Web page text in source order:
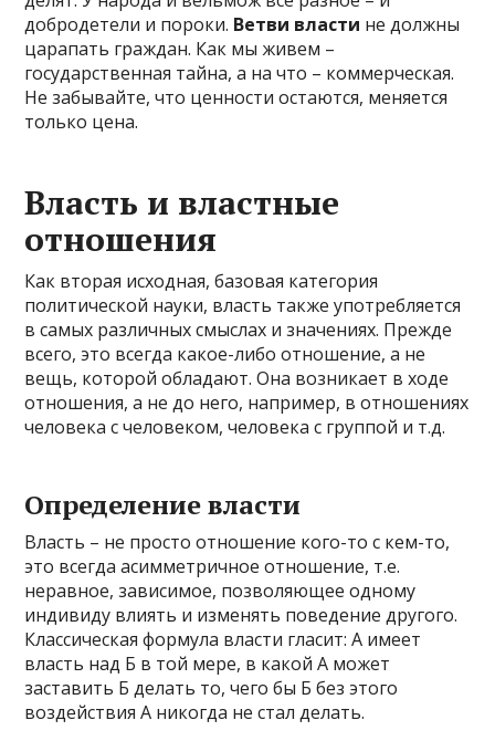
добродетели и пороки. Ветви власти не должны
царапать граждан. Как мы живем –
государственная тайна, а на что – коммерческая.
Не забывайте, что ценности остаются, меняется
только цена.
Власть и властные
отношения
Как вторая исходная, базовая категория
политической науки, власть также употребляется
в самых различных смыслах и значениях. Прежде
всего, это всегда какое-либо отношение, а не
вещь, которой обладают. Она возникает в ходе
отношения, а не до него, например, в отношениях
человека с человеком, человека с группой и т.д.
Определение власти
Власть – не просто отношение кого-то с кем-то,
это всегда асимметричное отношение, т.е.
неравное, зависимое, позволяющее одному
индивиду влиять и изменять поведение другого.
Классическая формула власти гласит: А имеет
власть над Б в той мере, в какой А может
заставить Б делать то, чего бы Б без этого
воздействия А никогда не стал делать.